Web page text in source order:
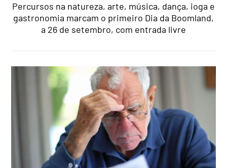
Percursos na natureza, arte, música, dança, ioga e
gastronomia marcam o primeiro Dia da Boomland,
a 26 de setembro, com entrada livre